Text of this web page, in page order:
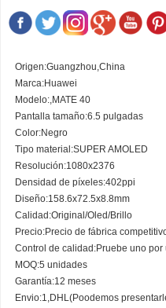
Origen:Guangzhou,China
Marca:Huawei
Modelo:,MATE 40
Pantalla tamaño:6.5 pulgadas
Color:Negro
Tipo material:SUPER AMOLED
Resolución:1080x2376
Densidad de píxeles:402ppi
Diseño:158.6x72.5x8.8mm
Calidad:Original/Oled/Brillo
Precio:Precio de fábrica
Control de calidad:Pruebe uno
MOQ:5 unidades
Garantía:12 meses
Envio:1,DHL(Poodemos